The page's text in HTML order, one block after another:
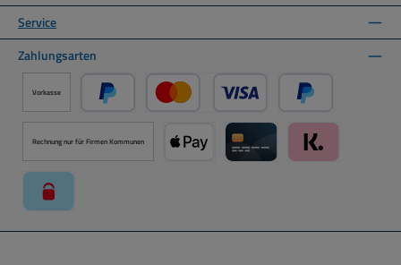
Service
Zahlungsarten
Vorkasse
PayPal Kredit- oder Debitkarte über PayPal
Später Bezahlen
Rechnung nur für Firmen Kommunen